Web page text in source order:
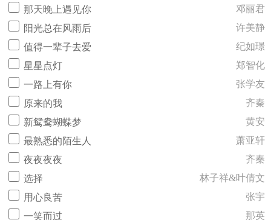
那天晚上遇见你
邓丽君
阳光总在风雨后
许美静
值得一辈子去爱
纪如璟
星星点灯
郑智化
一路上有你
张学友
原来的我
齐秦
新鸳鸯蝴蝶梦
黄安
最熟悉的陌生人
萧亚轩
夜夜夜夜
齐秦
选择
林子祥&叶倩文
用心良苦
张宇
一笑而过
那英